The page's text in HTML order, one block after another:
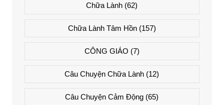
Chữa Lành (62)
Chữa Lành Tâm Hồn(157)
CÔNG GIÁO (7)
Câu Chuyện Chữa Lành (12)
Câu Chuyện Cảm Động (65)